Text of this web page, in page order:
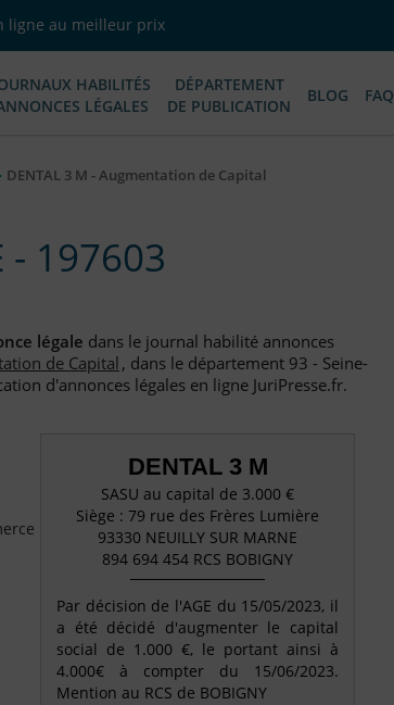
ligne au meilleur prix
HABILITÉS
LÉGALES
DÉPARTEMENT
DE PUBLICATION
BLOG FAQ
DENTAL 3 M - Augmentation de Capital
- 197603
légale dans le journal habilité annonces
de Capital, dans le département 93 - Seine-
d'annonces légales en ligne JuriPresse.fr.
DENTAL 3 M
SASU au capital de 3.000 €
Siège : 79 rue des Frères Lumière
93330 NEUILLY SUR MARNE
894 694 454 RCS BOBIGNY
Par décision de l'AGE du 15/05/2023, il
a été décidé d'augmenter le capital
social de 1.000 €, le portant ainsi à
4.000€ à compter du 15/06/2023.
Mention au RCS de BOBIGNY